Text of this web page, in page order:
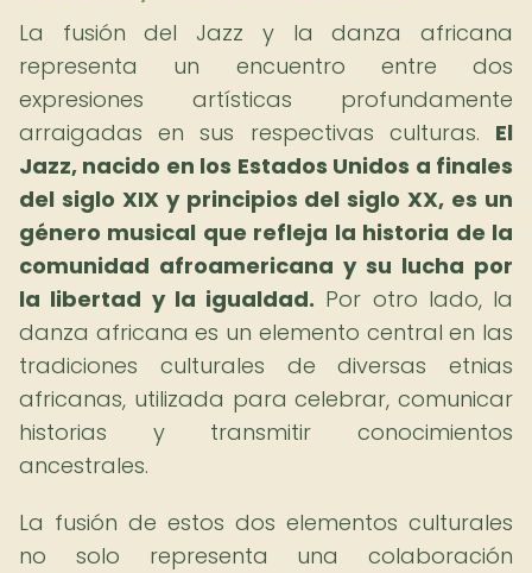
La fusión del Jazz y la danza africana
representa un encuentro entre dos
expresiones artísticas profundamente
arraigadas en sus respectivas culturas. El
Jazz, nacido en los Estados Unidos a finales
del siglo XIX y principios del siglo XX, es un
género musical que refleja la historia de la
comunidad afroamericana y su lucha por
la libertad y la igualdad. Por otro lado, la
danza africana es un elemento central en las
tradiciones culturales de diversas etnias
africanas, utilizada para celebrar, comunicar
historias y transmitir conocimientos
ancestrales.
La fusión de estos dos elementos culturales
no solo representa una colaboración